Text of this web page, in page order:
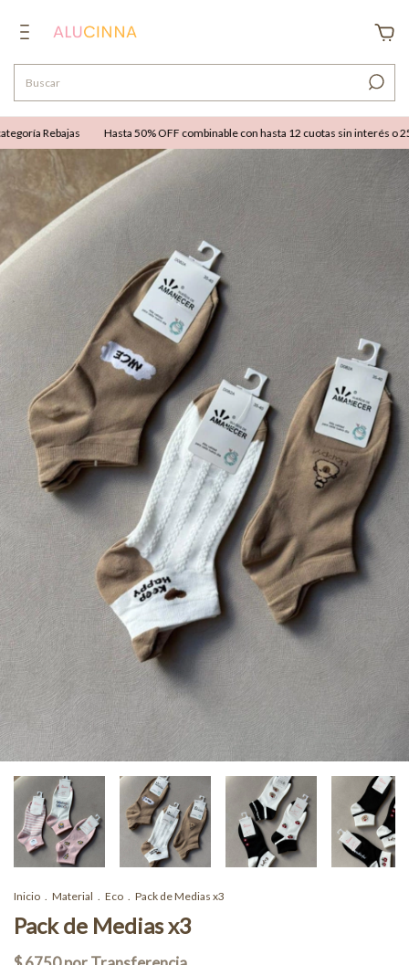
Rebajas Hasta 50% OFF combinable con hasta 12 cuotas sin interés o
Inicio . Material . Eco . Pack de Medias x3
Pack de Medias x3